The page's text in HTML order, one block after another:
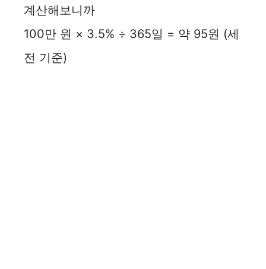
계산해보니까
100만 원 × 3.5% ÷ 365일 = 약 95원 (세
전 기준)